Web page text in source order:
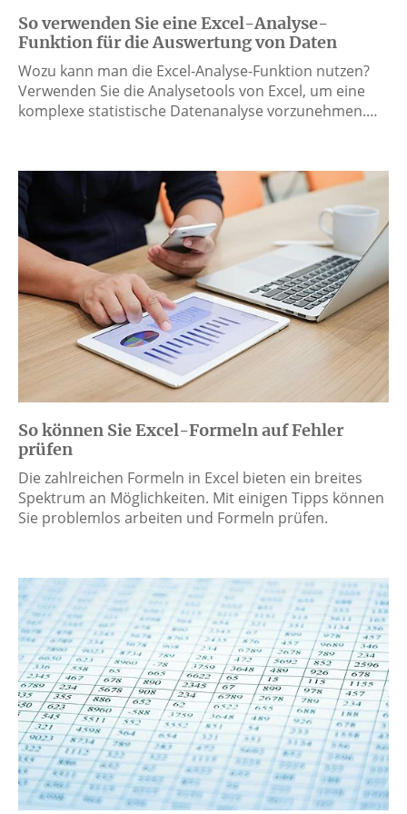
So verwenden Sie eine Excel-Analyse-
Funktion für die Auswertung von Daten
Wozu kann man die Excel-Analyse-Funktion nutzen?
Verwenden Sie die Analysetools von Excel, um eine
komplexe statistische Datenanalyse vorzunehmen.…
So können Sie Excel-Formeln auf Fehler
prüfen
Die zahlreichen Formeln in Excel bieten ein breites
Spektrum an Möglichkeiten. Mit einigen Tipps können
Sie problemlos arbeiten und Formeln prüfen.